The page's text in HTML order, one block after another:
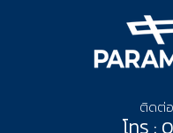
ติดต่
โทร :